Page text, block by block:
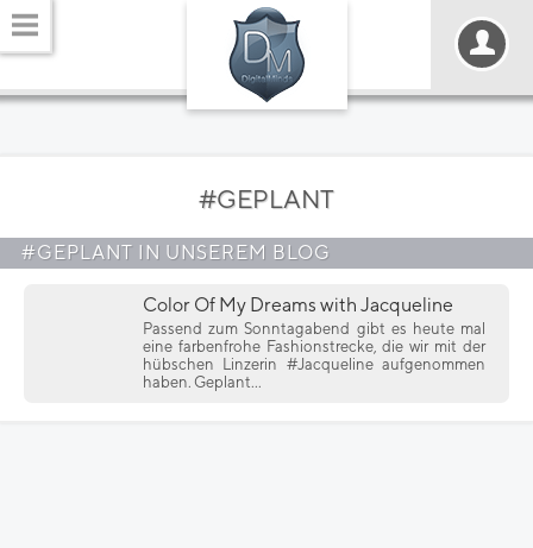
#GEPLANT
#GEPLANT IN UNSEREM BLOG
Color Of My Dreams with Jacqueline
Passend zum Sonntagabend gibt es heute mal
eine farbenfrohe Fashionstrecke, die wir mit der
hübschen Linzerin #Jacqueline aufgenommen
haben. Geplant...